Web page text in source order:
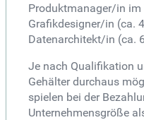
Produktmanager/in im
Grafikdesigner/in (ca.
Datenarchitekt/in (ca.
Je nach Qualifikation
Gehälter durchaus
spielen bei der
Unternehmensgröße